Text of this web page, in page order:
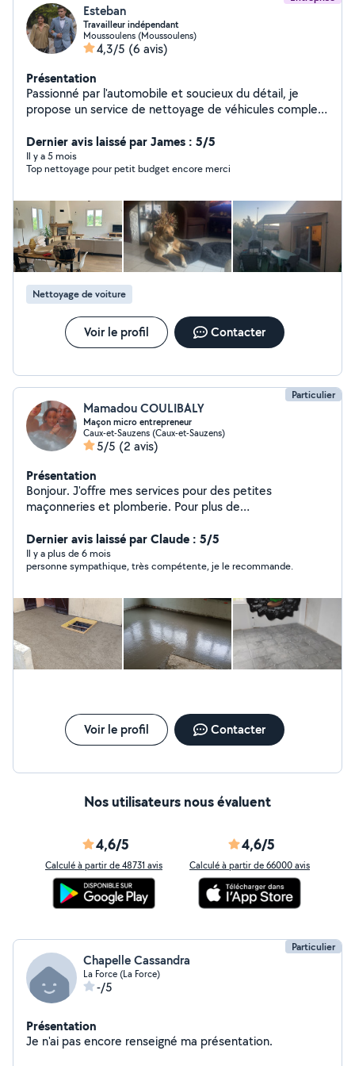
Esteban
Travailleur indépendant
Moussoulens (Moussoulens)
4,3/5 (6 avis)
Présentation
Passionné par l'automobile et soucieux du détail, je
propose un service de nettoyage de véhicules complet,
l'éclat à votre voiture, enlever les taches tenaces ou
simplement l'entretenir régulièrement, je m'engage à
fournir un travail soigné, efficace et personnalisé selon
mon numéro de telephone 6. 12. 71. 13 . 32 Nettoyage
intérieur / extérieur Aspiration complète, tissus,
plastiques, vitres Déplacement possible selon votre
localisation Véhicules particuliers ou professionnels
Dernier avis laissé par James : 5/5
Il y a 5 mois
Top nettoyage pour petit budget encore merci
Nettoyage de voiture
Voir le profil Contacter
Particulier
Mamadou COULIBALY
Maçon micro entrepreneur
Caux-et-Sauzens (Caux-et-Sauzens)
5/5 (2 avis)
Présentation
Bonjour. J'offre mes services pour des petites
maçonneries et plomberie. Pour plus de
Mr Coulibaly.
Dernier avis laissé par Claude : 5/5
Il y a plus de 6 mois
personne sympathique, très compétente, je le recommande.
Voir le profil Contacter
Nos utilisateurs nous évaluent
4,6/5
Calculé à partir de 48731 avis
4,6/5
Calculé à partir de 66000 avis
Particulier
Chapelle Cassandra
La Force (La Force)
-/5
Présentation
Je n'ai pas encore renseigné ma présentation.